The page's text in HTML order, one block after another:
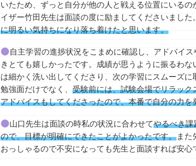
いたため、ずっと⾃分が他の⼈と戦える位置にいる
イザー⽵⽥先⽣は⾯談の度に励ましてくださいました。
に明るい気持ちになり落ち着けたと思います。
⾃主学習の進捗状況をこまめに確認し、アドバイ
きとても嬉しかったです。成績が思うように振るわ
は細かく洗い出してくださり、次の学習にスムーズに
勉強⾯だけでなく、 受験前には、試験会場でリラッ
アドバイスもしてくださったので、本番で⾃分の⼒を
山口先生は面談の時私の状況に合わせてやるべき課
ので、目標が明確にできたことがよかったです。また
おっしゃるので不安になっても先生と面談すれば安心